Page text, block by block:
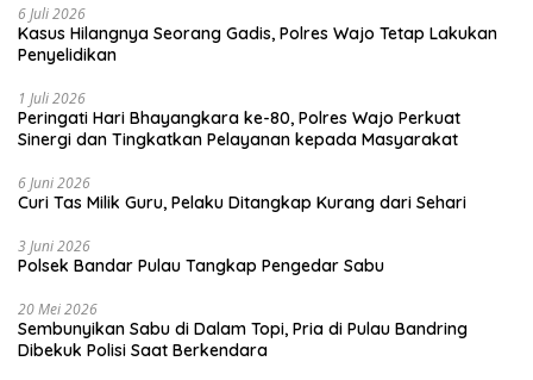
6 Juli 2026
Kasus Hilangnya Seorang Gadis, Polres Wajo Tetap Lakukan
Penyelidikan
1 Juli 2026
Peringati Hari Bhayangkara ke-80, Polres Wajo Perkuat
Sinergi dan Tingkatkan Pelayanan kepada Masyarakat
6 Juni 2026
Curi Tas Milik Guru, Pelaku Ditangkap Kurang dari Sehari
3 Juni 2026
Polsek Bandar Pulau Tangkap Pengedar Sabu
20 Mei 2026
Sembunyikan Sabu di Dalam Topi, Pria di Pulau Bandring
Dibekuk Polisi Saat Berkendara